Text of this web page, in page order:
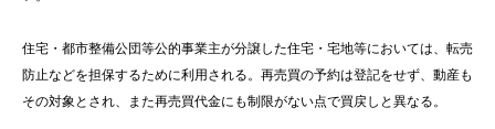
住宅・都市整備公団等公的事業主が分譲した住宅・宅地等においては、転売
防止などを担保するために利用される。再売買の予約は登記をせず、動産も
その対象とされ、また再売買代金にも制限がない点で買戻しと異なる。